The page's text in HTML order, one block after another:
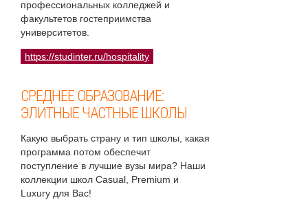
профессиональных колледжей и
факультетов гостеприимства
университетов.
https://studinter.ru/hospitality
СРЕДНЕЕ ОБРАЗОВАНИЕ:
ЭЛИТНЫЕ ЧАСТНЫЕ ШКОЛЫ
Какую выбрать страну и тип школы, какая
программа потом обеспечит
поступление в лучшие вузы мира? Наши
коллекции школ Casual, Premium и
Luxury для Вас!